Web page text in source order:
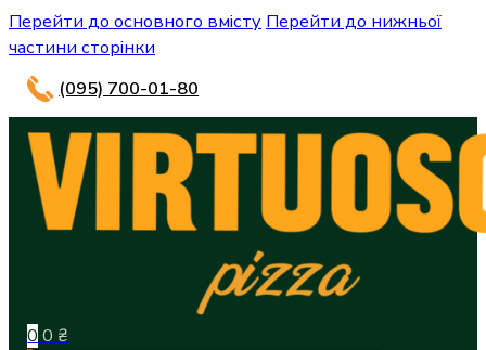
Перейти до основного вмісту Перейти до нижньої
частини сторінки
(095) 700-01-80
0 0 ₴